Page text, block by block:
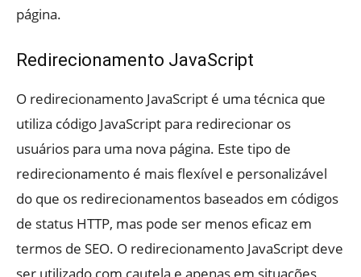
página.
Redirecionamento JavaScript
O redirecionamento JavaScript é uma técnica que
utiliza código JavaScript para redirecionar os
usuários para uma nova página. Este tipo de
redirecionamento é mais flexível e personalizável
do que os redirecionamentos baseados em códigos
de status HTTP, mas pode ser menos eficaz em
termos de SEO. O redirecionamento JavaScript deve